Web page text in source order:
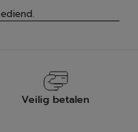
Veilig betalen